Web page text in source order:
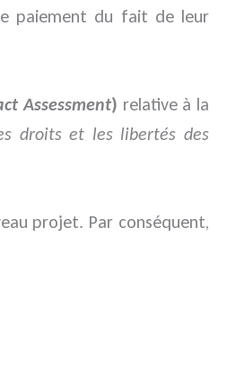
paiement du fait de leur
Assessment) relative à la
droits et les libertés des
projet. Par conséquent,